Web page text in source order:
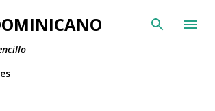
Ir al contenido principal